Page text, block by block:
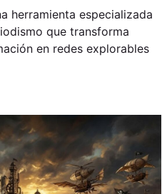
herramienta especializada
que transforma
en redes explorables